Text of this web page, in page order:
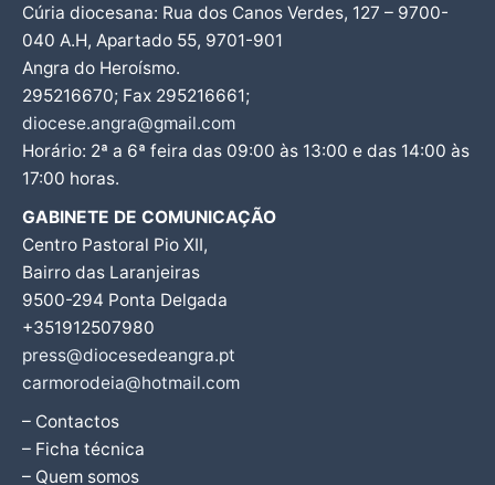
Cúria diocesana: Rua dos Canos Verdes, 127 – 9700-
040 A.H, Apartado 55, 9701-901
Angra do Heroísmo.
295216670; Fax 295216661;
diocese.angra@gmail.com
Horário: 2ª a 6ª feira das 09:00 às 13:00 e das 14:00 às
17:00 horas.
GABINETE DE COMUNICAÇÃO
Centro Pastoral Pio XII,
Bairro das Laranjeiras
9500-294 Ponta Delgada
+351912507980
press@diocesedeangra.pt
carmorodeia@hotmail.com
– Contactos
– Ficha técnica
– Quem somos